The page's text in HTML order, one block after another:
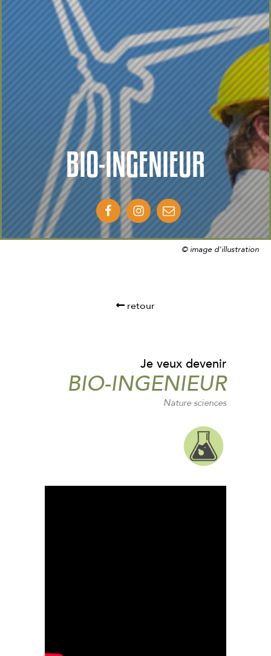
BIO-INGENIEUR
© image d'illustration
retour
Je veux devenir
BIO-INGENIEUR
Nature sciences